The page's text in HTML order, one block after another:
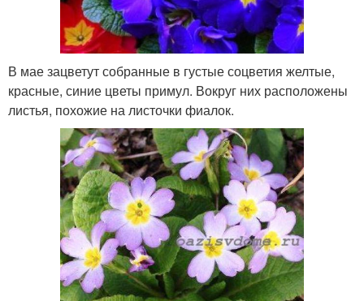
В мае зацветут собранные в густые соцветия желтые,
красные, синие цветы примул. Вокруг них расположены
листья, похожие на листочки фиалок.